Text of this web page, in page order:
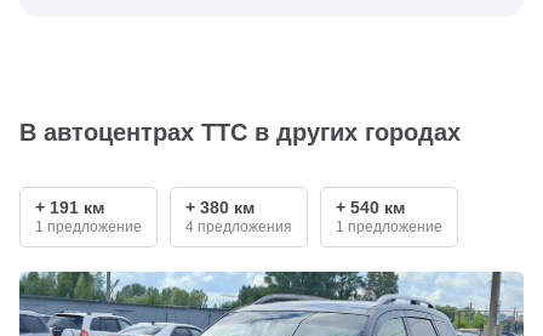
В автоцентрах ТТС в других городах
+ 191 км
1 предложение
+ 380 км
4 предложения
+ 540 км
1 предложение